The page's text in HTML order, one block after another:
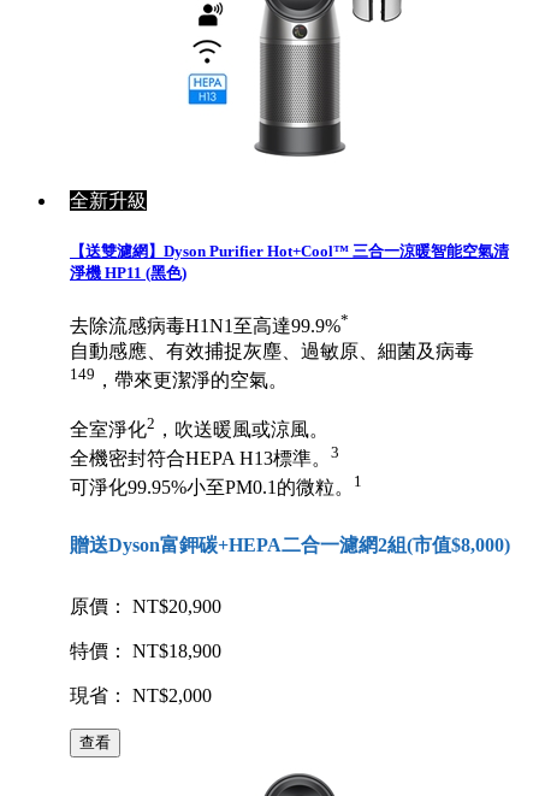
全新升級
【送雙濾網】Dyson Purifier Hot+Cool™ 三合一涼暖智能空氣清
淨機 HP11 (黑色)
去除流感病毒H1N1至高達99.9%*
自動感應、有效捕捉灰塵、過敏原、細菌及病毒
149 ，帶來更潔淨的空氣。
全室淨化2 ，吹送暖風或涼風。
全機密封符合HEPA H13標準。 3
可淨化99.95%小至PM0.1的微粒。 1
贈送Dyson富鉀碳+HEPA二合一濾網2組(市值$8,000)
原價： NT$20,900
特價： NT$18,900
現省： NT$2,000
查看